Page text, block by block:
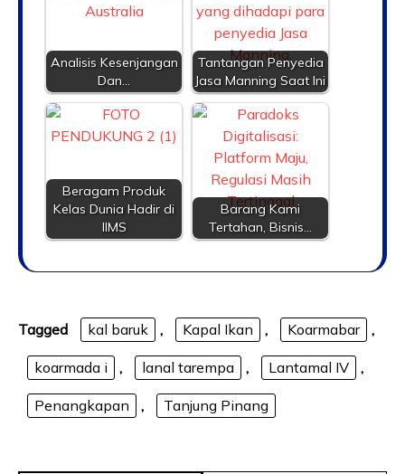
Analisis Kesenjangan
Dan…
Tantangan Penyedia
Jasa Manning Saat Ini
Beragam Produk
Kelas Dunia Hadir di
IIMS
Barang Kami
Tertahan, Bisnis…
Tagged kal baruk , Kapal Ikan , Koarmabar ,
koarmada i , lanal tarempa , Lantamal IV ,
Penangkapan , Tanjung Pinang